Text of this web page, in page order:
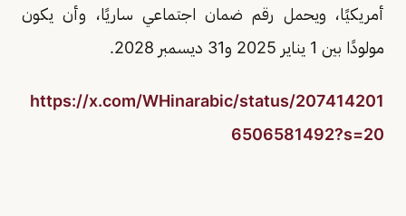
أمريكيًا، ويحمل رقم ضمان اجتماعي ساريًا، وأن يكون
مولودًا بين 1 يناير 2025 و31 ديسمبر 2028.
https://x.com/WHinarabic/status/207414201
6506581492?s=20